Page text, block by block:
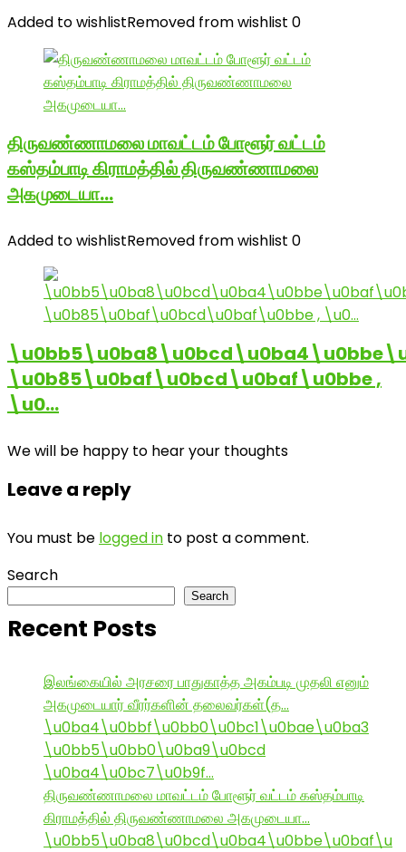
Added to wishlistRemoved from wishlist 0
திருவண்ணாமலை மாவட்டம் போளூர் வட்டம்
கஸ்தம்பாடி கிராமத்தில் திருவண்ணாமலை
அகமுடையா…
Added to wishlistRemoved from wishlist 0
\u0b85\u0baf\u0bcd\u0baf\u0bbe ,
\u0…
We will be happy to hear your thoughts
Leave a reply
You must be logged in to post a comment.
Search
Search
Recent Posts
இலங்கையில் அரசரை பாதுகாத்த அகம்படி முதலி எனும்
அகமுடையார் வீரர்களின் தலைவர்கள்(த…
\u0ba4\u0bbf\u0bb0\u0bc1\u0bae\u0ba3
\u0bb5\u0bb0\u0ba9\u0bcd
\u0ba4\u0bc7\u0b9f…
திருவண்ணாமலை மாவட்டம் போளூர் வட்டம் கஸ்தம்பாடி
கிராமத்தில் திருவண்ணாமலை அகமுடையா…
\u0bb5\u0ba8\u0bcd\u0ba4\u0bbe\u0baf\u